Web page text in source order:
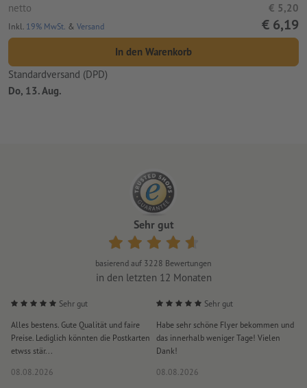
netto € 5,20
Inkl. 19% MwSt. & Versand € 6,19
In den Warenkorb
Standardversand (DPD)
Do, 13. Aug.
Sehr gut
basierend auf 3228 Bewertungen
in den letzten 12 Monaten
Sehr gut
Alles bestens. Gute Qualität und faire
Preise. Lediglich könnten die Postkarten
etwss stär...
08.08.2026
Sehr gut
Habe sehr schöne Flyer bekommen und
das innerhalb weniger Tage! Vielen
Dank!
08.08.2026